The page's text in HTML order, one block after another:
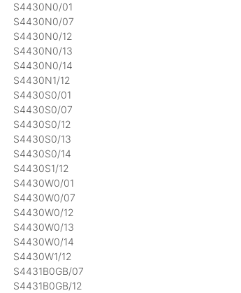
S4430N0/01
S4430N0/07
S4430N0/12
S4430N0/13
S4430N0/14
S4430N1/12
S4430S0/01
S4430S0/07
S4430S0/12
S4430S0/13
S4430S0/14
S4430S1/12
S4430W0/01
S4430W0/07
S4430W0/12
S4430W0/13
S4430W0/14
S4430W1/12
S4431B0GB/07
S4431B0GB/12